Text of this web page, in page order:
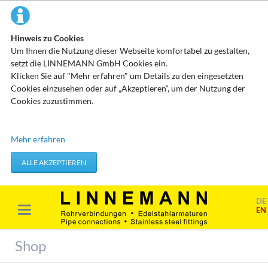
Hinweis zu Cookies
Um Ihnen die Nutzung dieser Webseite komfortabel zu gestalten,
setzt die LINNEMANN GmbH Cookies ein.
Klicken Sie auf "Mehr erfahren" um Details zu den eingesetzten
Cookies einzusehen oder auf „Akzeptieren“, um der Nutzung der
Cookies zuzustimmen.
Technisch erforderliche Cookies
werden verwendet um von Ihnen getätigte Aktionen, wie etwa das
Festlegen Ihrer Datenschutzeinstellungen zu übernehmen.
Erforderliche Cookies akzeptieren
Marketing & Analyse
ausgewertet werden. Das geschieht vor allem mit Cookies und mit
sogenannten Analyseprogrammen. Die Analyse Ihres Surf-
Mehr erfahren
ALLE AKZEPTIEREN
DE
EN
Shop